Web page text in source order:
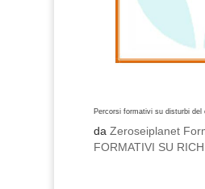
Percorsi formativi su disturbi
daZeroseiplanet
FORMATIVI SU